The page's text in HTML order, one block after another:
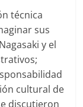
técnica
sus
y el
cultural de
discutieron